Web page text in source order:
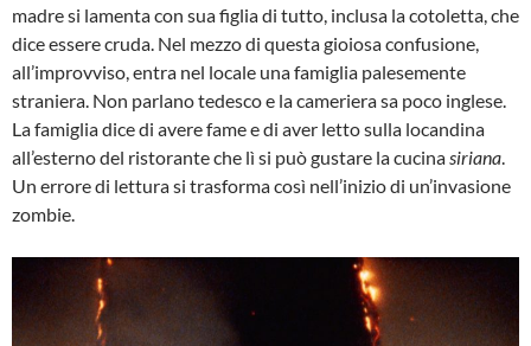
madre si lamenta con sua figlia di tutto, inclusa la cotoletta, che
dice essere cruda. Nel mezzo di questa gioiosa confusione,
all’improvviso, entra nel locale una famiglia palesemente
straniera. Non parlano tedesco e la cameriera sa poco inglese.
La famiglia dice di avere fame e di aver letto sulla locandina
all’esterno del ristorante che lì si può gustare la cucinasiriana.
Un errore di lettura si trasforma così nell’inizio di un’invasione
zombie.